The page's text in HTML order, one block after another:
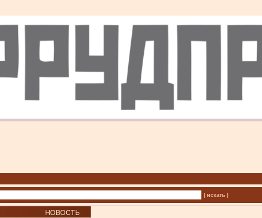
| искать |
НОВОСТЬ